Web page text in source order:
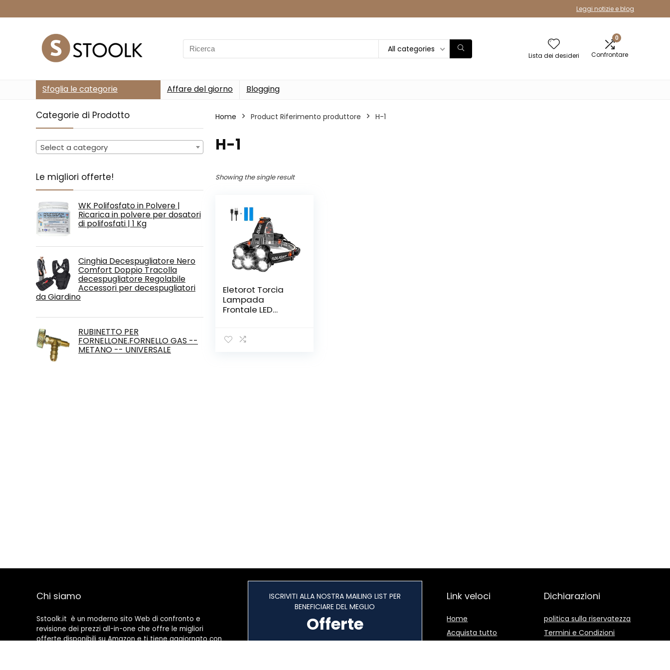
Leggi notizie e blog
Search
for:
All categories
Lista dei desideri
0
Confrontare
Sfoglia le categorie Affare del giorno Blogging
Categorie di Prodotto
Select a category
Le migliori offerte!
WK Polifosfato in Polvere |
Ricarica in polvere per dosatori
di polifosfati | 1 Kg
Cinghia Decespugliatore Nero
Comfort Doppio Tracolla
decespugliatore Regolabile
Accessori per decespugliatori
da Giardino
RUBINETTO PER
FORNELLONE.FORNELLO GAS --
METANO -- UNIVERSALE
Home Product Riferimento produttore ‎H-1
‎H-1
Showing the single result
Eletorot Torcia
Lampada
Frontale LED
da Testa LED USB
Chi siamo
Sstoolk.it è un moderno sito Web di confronto e
revisione dei prezzi all-in-one che offre le migliori
offerte disponibili su Amazon e ti tiene aggiornato con
ISCRIVITI ALLA NOSTRA MAILING LIST PER
BENEFICIARE DEL MEGLIO
Offerte
Link veloci
Home
Acquista tutto
Dichiarazioni
politica sulla riservatezza
Termini e Condizioni